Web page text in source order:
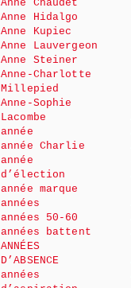
Anne Chaudet
Anne Hidalgo
Anne Kupiec
Anne Lauvergeon
Anne Steiner
Anne-Charlotte
Millepied
Anne-Sophie
Lacombe
année
année Charlie
année
d’élection
année marque
années
années 50-60
années battent
ANNÉES
D’ABSENCE
années